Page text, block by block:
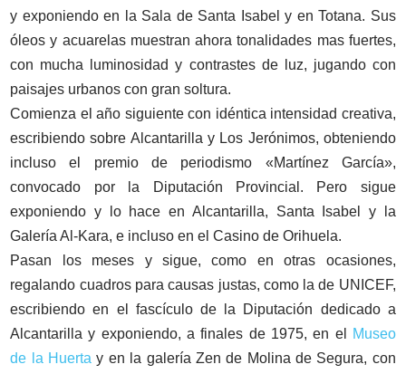
y exponiendo en la Sala de Santa Isabel y en Totana. Sus
óleos y acuarelas muestran ahora tonalidades mas fuertes,
con mucha luminosidad y contrastes de luz, jugando con
paisajes urbanos con gran soltura.
Comienza el año siguiente con idéntica intensidad creativa,
escribiendo sobre Alcantarilla y Los Jerónimos, obteniendo
incluso el premio de periodismo «Martínez García»,
convocado por la Diputación Provincial. Pero sigue
exponiendo y lo hace en Alcantarilla, Santa Isabel y la
Galería Al-Kara, e incluso en el Casino de Orihuela.
Pasan los meses y sigue, como en otras ocasiones,
regalando cuadros para causas justas, como la de UNICEF,
escribiendo en el fascículo de la Diputación dedicado a
Alcantarilla y exponiendo, a finales de 1975, en el
Museo
de la Huerta y en la galería Zen de Molina de Segura, con